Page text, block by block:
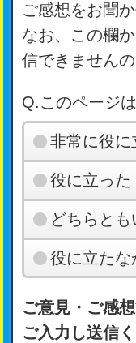
ご感想をお聞
なお、この欄
信できません
Q.このページ
非常に役に
役に立った
どちらと
役に立たな
ご意見・ご感
ご入力し送信く